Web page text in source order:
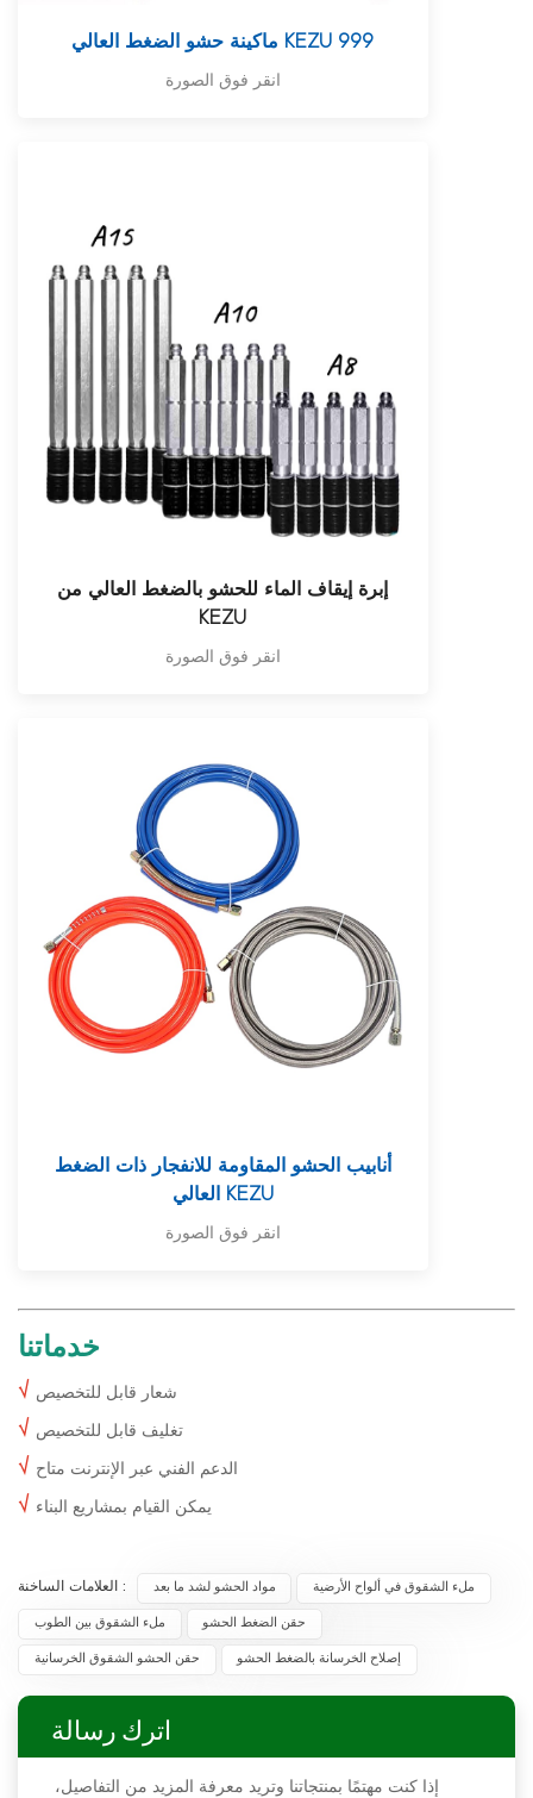
ماكينة حشو الضغط العالي KEZU 999
انقر فوق الصورة
إبرة إيقاف الماء للحشو بالضغط العالي من
KEZU
انقر فوق الصورة
أنابيب الحشو المقاومة للانفجار ذات الضغط
العالي KEZU
انقر فوق الصورة
خدماتنا
√ شعار قابل للتخصيص
√ تغليف قابل للتخصيص
√ الدعم الفني عبر الإنترنت متاح
√ يمكن القيام بمشاريع البناء
العلامات الساخنة : مواد الحشو لشد ما بعد ملء الشقوق في ألواح الأرضية
ملء الشقوق بين الطوب حقن الضغط الحشو
حقن الحشو الشقوق الخرسانية إصلاح الخرسانة بالضغط الحشو
اترك رسالة
إذا كنت مهتمًا بمنتجاتنا وتريد معرفة المزيد من التفاصيل،